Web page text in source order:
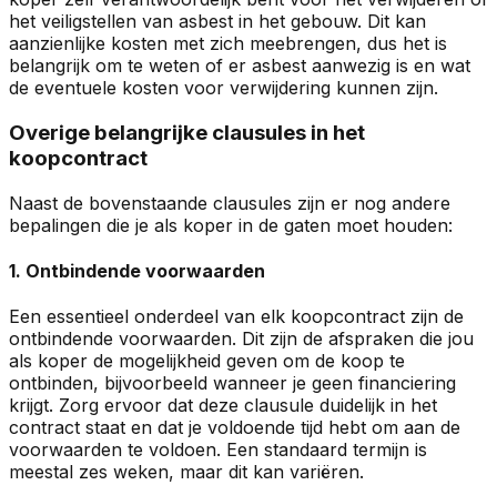
het veiligstellen van asbest in het gebouw. Dit kan
aanzienlijke kosten met zich meebrengen, dus het is
belangrijk om te weten of er asbest aanwezig is en wat
de eventuele kosten voor verwijdering kunnen zijn.
Overige belangrijke clausules in het
koopcontract
Naast de bovenstaande clausules zijn er nog andere
bepalingen die je als koper in de gaten moet houden:
1. Ontbindende voorwaarden
Een essentieel onderdeel van elk koopcontract zijn de
ontbindende voorwaarden. Dit zijn de afspraken die jou
als koper de mogelijkheid geven om de koop te
ontbinden, bijvoorbeeld wanneer je geen financiering
krijgt. Zorg ervoor dat deze clausule duidelijk in het
contract staat en dat je voldoende tijd hebt om aan de
voorwaarden te voldoen. Een standaard termijn is
meestal zes weken, maar dit kan variëren.